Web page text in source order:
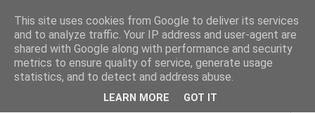
Lekker eten met Marlon
KOOKWORKSHOPS - CHOCOLADE WORKSHOPS -
CATERING - RECEPTEN
This site uses cookies from Google to deliver its services
and to analyze traffic. Your IP address and user-agent are
shared with Google along with performance and security
metrics to ensure quality of service, generate usage
statistics, and to detect and address abuse.
LEARN MORE GOT IT